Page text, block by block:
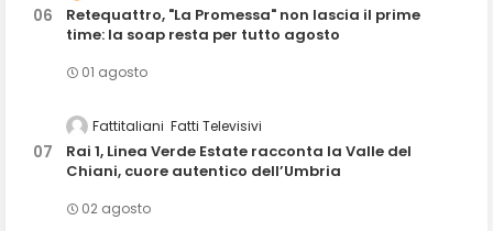
Retequattro, "La Promessa" non lascia il prime
time: la soap resta per tutto agosto
01 agosto
Fattitaliani Fatti Televisivi
Rai 1, Linea Verde Estate racconta la Valle del
Chiani, cuore autentico dell’Umbria
02 agosto